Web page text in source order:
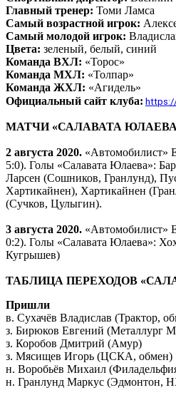
Главный тренер: Томи Ламса
Самый возрастной игрок:
Самый молодой игрок:
Цвета: зеленый, белый, синий
Команда ВХЛ: «Торос»
Команда МХЛ: «Толпар»
Команда ЖХЛ: «Агидель»
Официальный сайт клуба:
МАТЧИ «САЛАВАТА
2 августа 2020. «Автомобилист»
5:0). Голы «Салавата Юлаева»:
Ларсен (Сошников, Гранлунд),
Хартикайнен), Хартикайнен
(Сучков, Цулыгин).
3 августа 2020. «Автомобилист»
0:2). Голы «Салавата Юлаева»:
Кугрышев)
ТАБЛИЦА ПЕРЕХОДОВ
Пришли
в. Сухачёв Владислав (Трактор,
з. Бирюков Евгений (Металлург
з. Коробов Дмитрий (Амур)
з. Мясищев Игорь (ЦСКА, обмен)
н. Воробьёв Михаил
н. Гранлунд Маркус (Эдмонтон,